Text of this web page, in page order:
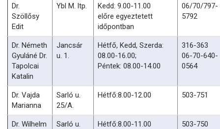
Dr.
Szöllősy
Edit
Ybl M. ltp.
Kedd: 9.00-11.00
előre egyeztetett
időpontban
06/70/797-
5792
Dr. Németh
Gyuláné Dr.
Tapolcai
Katalin
Jancsár
u. 1.
Hétfő, Kedd, Szerda:
08.00-16.00;
Péntek: 08.00-14.00
316-363
06-70-640-
0564
Dr. Vajda
Marianna
Sarló u.
25/A.
Hétfő:8.00-12.00 503-751
Dr. Wilhelm
Sarló u.
Hétfő:8.00-11.00 503-750